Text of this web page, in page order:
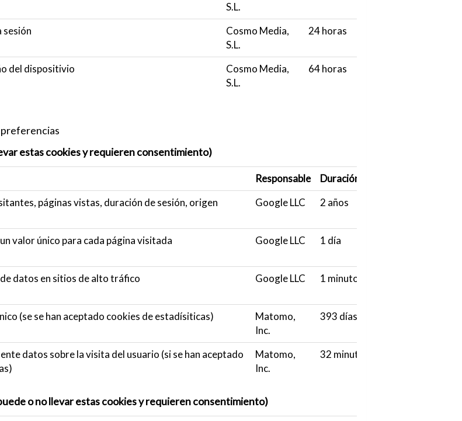
S.L.
sesión
Cosmo Media,
S.L.
24 horas
del dispositivio
Cosmo Media,
S.L.
64 horas
estas cookies y requieren consentimiento)
Responsable
Duración
páginas vistas, duración de sesión, origen
Google LLC 2 años
valor único para cada página visitada Google LLC 1 día
datos en sitios de alto tráfico Google LLC 1 minuto
(se se han aceptado cookies de estadísiticas)
Matomo,
Inc.
393 días
datos sobre la visita del usuario (si se han aceptado
Matomo,
Inc.
32 minutos
o no llevar estas cookies y requieren consentimiento)